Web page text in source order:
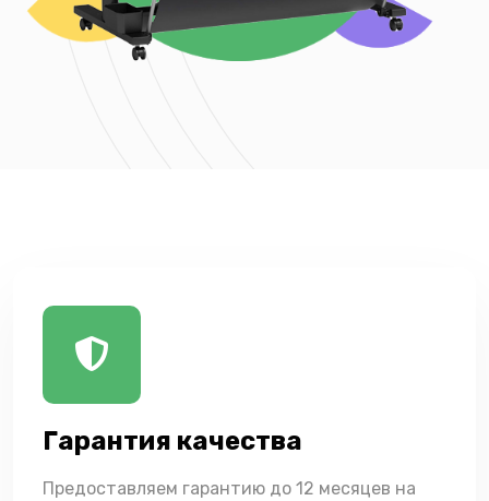
Гарантия качества
Предоставляем гарантию до 12 месяцев на